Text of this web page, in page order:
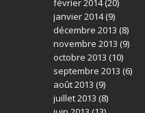
février 2014(20)
janvier 2014(9)
décembre 2013 (8)
novembre 2013 (9)
octobre 2013 (10)
septembre 2013 (6)
août 2013 (9)
juillet 2013 (8)